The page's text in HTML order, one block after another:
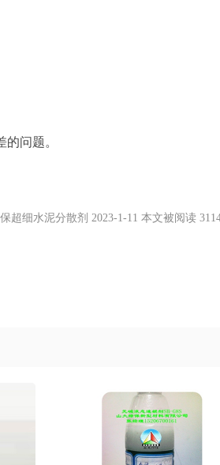
问题。
超细水泥分散剂 2023-1-11 本文被阅读